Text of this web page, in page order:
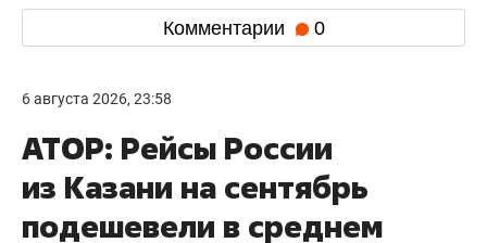
Комментарии 0
6 августа 2026, 23:58
АТОР: Рейсы России
из Казани на сентябрь
подешевели в среднем